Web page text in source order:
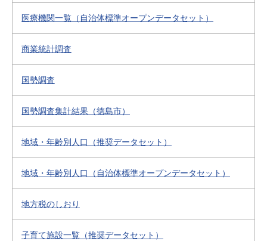
医療機関一覧（自治体標準オープンデータセット）
商業統計調査
国勢調査
国勢調査集計結果（徳島市）
地域・年齢別人口（推奨データセット）
地域・年齢別人口（自治体標準オープンデータセット）
地方税のしおり
子育て施設一覧（推奨データセット）